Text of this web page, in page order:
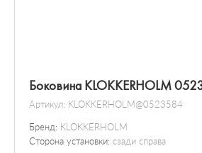
Боковина KLOKKERHOLM
Артикул: KLOKKERHOLM@0523584
Бренд: KLOKKERHOLM
Сторона установки: сзади справа